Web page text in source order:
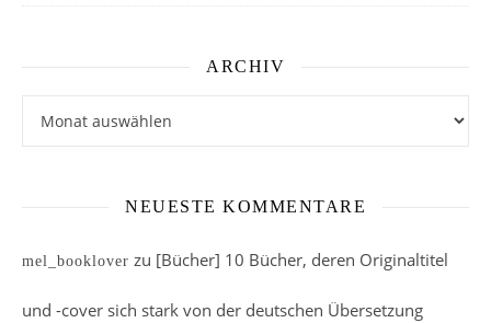
ARCHIV
NEUESTE KOMMENTARE
mel_booklover zu [Bücher] 10 Bücher, deren Originaltitel
und -cover sich stark von der deutschen Übersetzung